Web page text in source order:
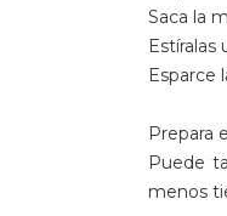
Saca la
Esparce
Prepara
Puede
menos